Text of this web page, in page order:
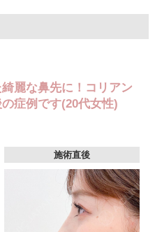
麗な鼻先に！コリアン
症例です(20代女性)
施術直後